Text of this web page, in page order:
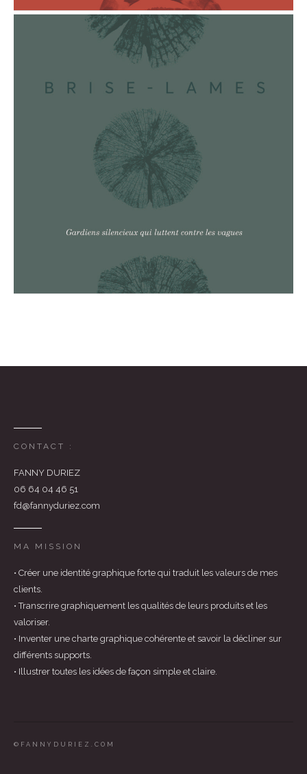
CONTACT :
FANNY DURIEZ
06 64 04 46 51
fd@fannyduriez.com
MA MISSION
• Créer une identité graphique forte qui traduit les valeurs de mes
clients.
• Transcrire graphiquement les qualités de leurs produits et les
valoriser.
• Inventer une charte graphique cohérente et savoir la décliner sur
différents supports.
• Illustrer toutes les idées de façon simple et claire.
©FANNYDURIEZ.COM